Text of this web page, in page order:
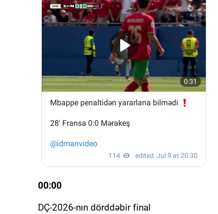
00:00
DÇ-2026-nın dörddəbir final